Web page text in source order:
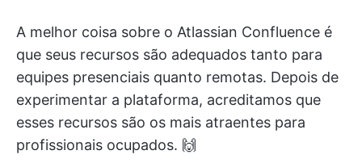
A melhor coisa sobre o Atlassian Confluence é
que seus recursos são adequados tanto para
equipes presenciais quanto remotas. Depois de
experimentar a plataforma, acreditamos que
esses recursos são os mais atraentes para
profissionais ocupados. 🙌